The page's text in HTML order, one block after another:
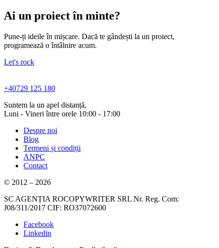
Ai un proiect în minte?
Pune-ți ideile în mișcare. Dacă te gândești la un proiect,
programează o întâlnire acum.
Let's rock
+40729 125 180
Suntem la un apel distanță,
Luni - Vineri între orele 10:00 - 17:00
Despre noi
Blog
Termeni și condiții
ANPC
Contact
© 2012 – 2026
SC AGENȚIA ROCOPYWRITER SRL Nr. Reg. Com:
J08/311/2017 CIF: RO37072600
Facebook
Linkedin